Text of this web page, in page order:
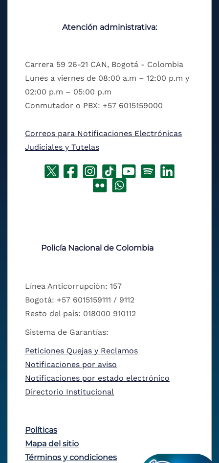
Atención administrativa:
Carrera 59 26-21 CAN, Bogotá - Colombia
Lunes a viernes de 08:00 a.m – 12:00 p.m y
02:00 p.m – 05:00 p.m
Conmutador o PBX: +57 6015159000
Correos para Notificaciones Electrónicas
Judiciales y Tutelas
Policía Nacional de Colombia
Línea Anticorrupción: 157
Bogotá: +57 6015159111 / 9112
Resto del país: 018000 910112
Sistema de Garantías:
Peticiones Quejas y Reclamos
Notificaciones por aviso
Notificaciones por estado electrónico
Directorio Institucional
Políticas
Mapa del sitio
Términos y condiciones